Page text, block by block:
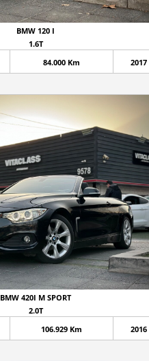
BMW 120 I
1.6T
84.000 Km 2017
BMW 420I M SPORT
2.0T
106.929 Km 2016